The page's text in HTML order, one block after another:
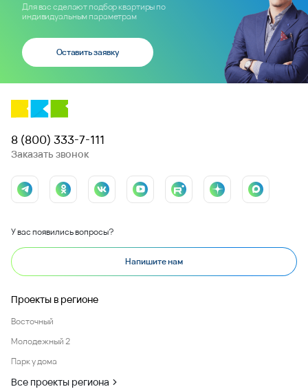
Для вас сделают подбор квартиры по
индивидуальным параметрам
Оставить заявку
8 (800) 333-7-111
Заказать звонок
У вас появились вопросы?
Напишите нам
Проекты в регионе
Восточный
Молодежный 2
Парк у дома
Все проекты региона